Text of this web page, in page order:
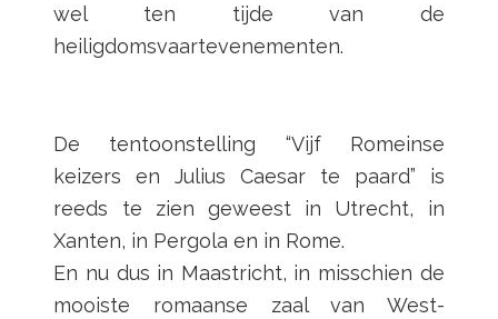
wel ten tijde van de
heiligdomsvaartevenementen.
De tentoonstelling “Vijf Romeinse
keizers en Julius Caesar te paard” is
reeds te zien geweest in Utrecht, in
Xanten, in Pergola en in Rome.
En nu dus in Maastricht, in misschien de
mooiste romaanse zaal van West-